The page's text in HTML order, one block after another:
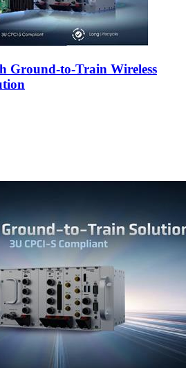
Ground-to-Train Wireless